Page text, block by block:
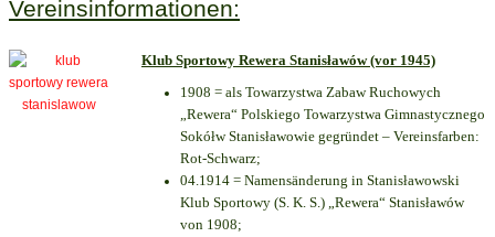
Vereinsinformationen:
Klub Sportowy Rewera Stanisławów (vor 1945)
1908 = als Towarzystwa Zabaw Ruchowych
„Rewera“ Polskiego Towarzystwa Gimnastycznego
Sokółw Stanisławowie gegründet – Vereinsfarben:
Rot-Schwarz;
04.1914 = Namensänderung in Stanisławowski
Klub Sportowy (S. K. S.) „Rewera“ Stanisławów
von 1908;